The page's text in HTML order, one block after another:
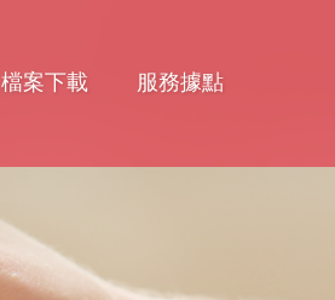
檔案下載 服務據點